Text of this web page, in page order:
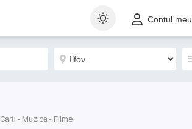
Contul meu
Carti - Muzica - Filme
Sortează